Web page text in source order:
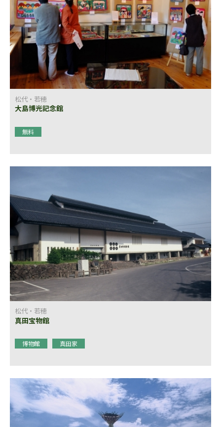
松代・若穂
大島博光記念館
無料
松代・若穂
真田宝物館
博物館 真田家